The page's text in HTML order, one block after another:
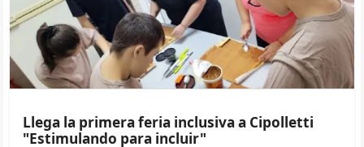
Llega la primera feria inclusiva a Cipolletti
"Estimulando para incluir"